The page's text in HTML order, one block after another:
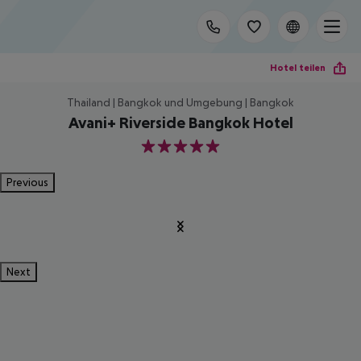
Hotel teilen
Thailand | Bangkok und Umgebung | Bangkok
Avani+ Riverside Bangkok Hotel
5
Previous
Next